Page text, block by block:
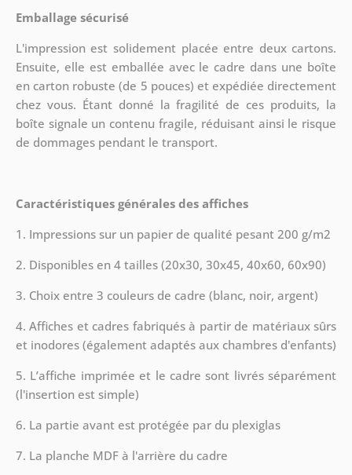
Emballage sécurisé
L'impression est solidement placée entre deux cartons.
Ensuite, elle est emballée avec le cadre dans une boîte
en carton robuste (de 5 pouces) et expédiée directement
chez vous. Étant donné la fragilité de ces produits, la
boîte signale un contenu fragile, réduisant ainsi le risque
de dommages pendant le transport.
Caractéristiques générales des affiches
1. Impressions sur un papier de qualité pesant 200 g/m2
2. Disponibles en 4 tailles (20x30, 30x45, 40x60, 60x90)
3. Choix entre 3 couleurs de cadre (blanc, noir, argent)
4. Affiches et cadres fabriqués à partir de matériaux sûrs
et inodores (également adaptés aux chambres d'enfants)
5. L’affiche imprimée et le cadre sont livrés séparément
(l'insertion est simple)
6. La partie avant est protégée par du plexiglas
7. La planche MDF à l'arrière du cadre